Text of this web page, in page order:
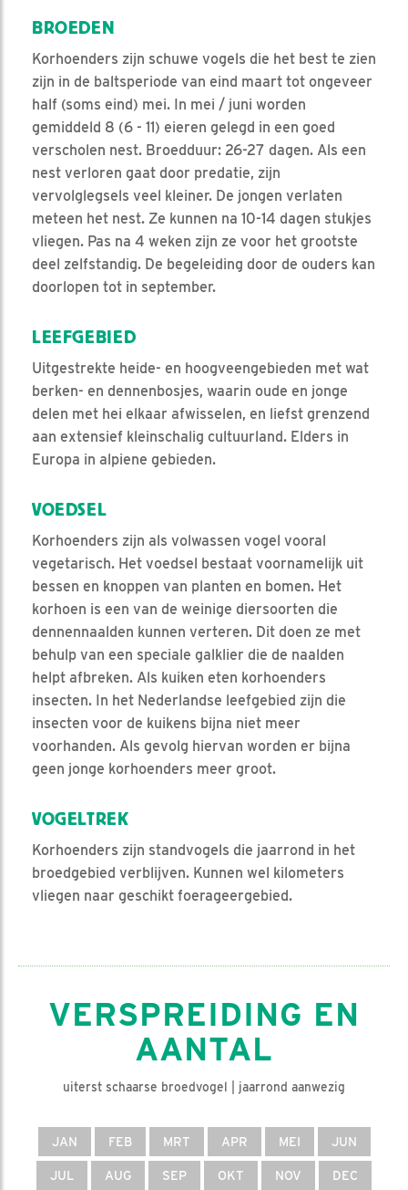
BROEDEN
Korhoenders zijn schuwe vogels die het best te zien
zijn in de baltsperiode van eind maart tot ongeveer
half (soms eind) mei. In mei / juni worden
gemiddeld 8 (6 - 11) eieren gelegd in een goed
verscholen nest. Broedduur: 26-27 dagen. Als een
nest verloren gaat door predatie, zijn
vervolglegsels veel kleiner. De jongen verlaten
meteen het nest. Ze kunnen na 10-14 dagen stukjes
vliegen. Pas na 4 weken zijn ze voor het grootste
deel zelfstandig. De begeleiding door de ouders kan
doorlopen tot in september.
LEEFGEBIED
Uitgestrekte heide- en hoogveengebieden met wat
berken- en dennenbosjes, waarin oude en jonge
delen met hei elkaar afwisselen, en liefst grenzend
aan extensief kleinschalig cultuurland. Elders in
Europa in alpiene gebieden.
VOEDSEL
Korhoenders zijn als volwassen vogel vooral
vegetarisch. Het voedsel bestaat voornamelijk uit
bessen en knoppen van planten en bomen. Het
korhoen is een van de weinige diersoorten die
dennennaalden kunnen verteren. Dit doen ze met
behulp van een speciale galklier die de naalden
helpt afbreken. Als kuiken eten korhoenders
insecten. In het Nederlandse leefgebied zijn die
insecten voor de kuikens bijna niet meer
voorhanden. Als gevolg hiervan worden er bijna
geen jonge korhoenders meer groot.
VOGELTREK
Korhoenders zijn standvogels die jaarrond in het
broedgebied verblijven. Kunnen wel kilometers
vliegen naar geschikt foerageergebied.
VERSPREIDING EN
AANTAL
uiterst schaarse broedvogel | jaarrond aanwezig
JAN FEB MRT APR MEI JUN
JUL AUG SEP OKT NOV DEC